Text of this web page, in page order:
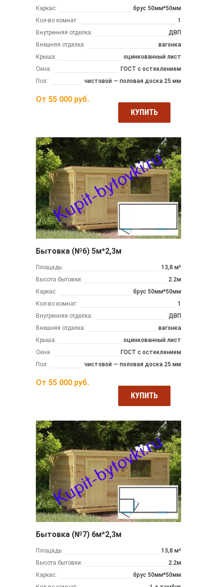
Каркас:
брус 50мм*50мм
Кол-во комнат:
1
Внутренняя отделка:
ДВП
Внешняя отделка:
вагонка
Крыша:
оцинкованный лист
Окна:
ГОСТ с остеклением
Пол:
чистовой — половая доска 25 мм
От 55 000 руб.
КУПИТЬ
Бытовка (№6) 5м*2,3м
Площадь:
13,8 м²
Высота бытовки:
2.2м
Каркас:
брус 50мм*50мм
Кол-во комнат:
1
Внутренняя отделка:
ДВП
Внешняя отделка:
вагонка
Крыша:
оцинкованный лист
Окна:
ГОСТ с остеклением
Пол:
чистовой — половая доска 25 мм
От 55 000 руб.
КУПИТЬ
Бытовка (№7) 6м*2,3м
Площадь:
13,8 м²
Высота бытовки:
2.2м
Каркас:
брус 50мм*50мм